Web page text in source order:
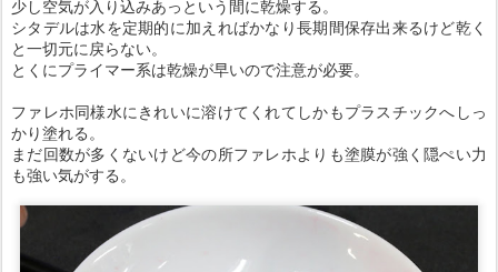
少し空気が入り込みあっという間に乾燥する。
シタデルは水を定期的に加えればかなり長期間保存出来るけど乾く
と一切元に戻らない。
とくにプライマー系は乾燥が早いので注意が必要。
ファレホ同様水にきれいに溶けてくれてしかもプラスチックへしっ
かり塗れる。
まだ回数が多くないけど今の所ファレホよりも塗膜が強く隠ぺい力
も強い気がする。